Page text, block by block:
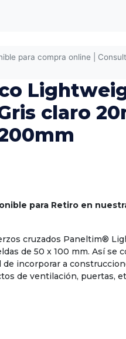
para compra online |
claro
para Retiro en
cruzados Paneltim®
de 50 x 100 mm. Así se
incorporar a
de ventilación, puertas,